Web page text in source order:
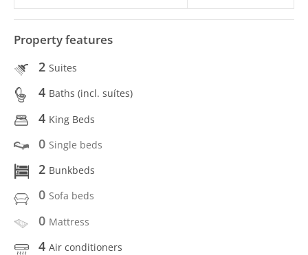
Property features
2 Suites
4 Baths (incl. suítes)
4 King Beds
0 Single beds
2 Bunkbeds
0 Sofa beds
0 Mattress
4 Air conditioners